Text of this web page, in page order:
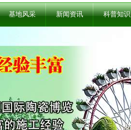
基地风采 新闻资讯 科普知识